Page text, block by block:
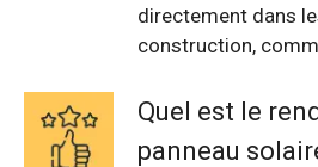
directement dans
construction,
Quel est le
panneau